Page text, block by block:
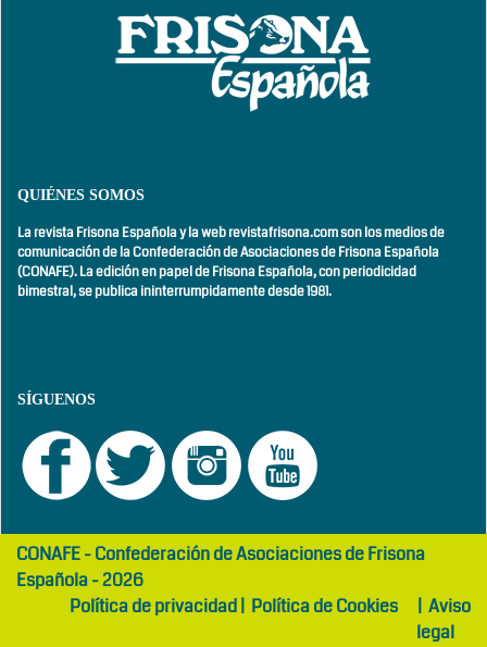
QUIÉNES SOMOS
La revista Frisona Española y la web revistafrisona.com son los medios de
comunicación de la Confederación de Asociaciones de Frisona Española
(CONAFE). La edición en papel de Frisona Española, conperiodicidad
bimestral,se publica ininterrumpidamente desde 1981.
SÍGUENOS
girls
abaya
maltepe
otelCONAFE - Confederación de Asociaciones de Frisona
Española - 2026
Política de privacidad| Política de Cookies | Aviso
legal